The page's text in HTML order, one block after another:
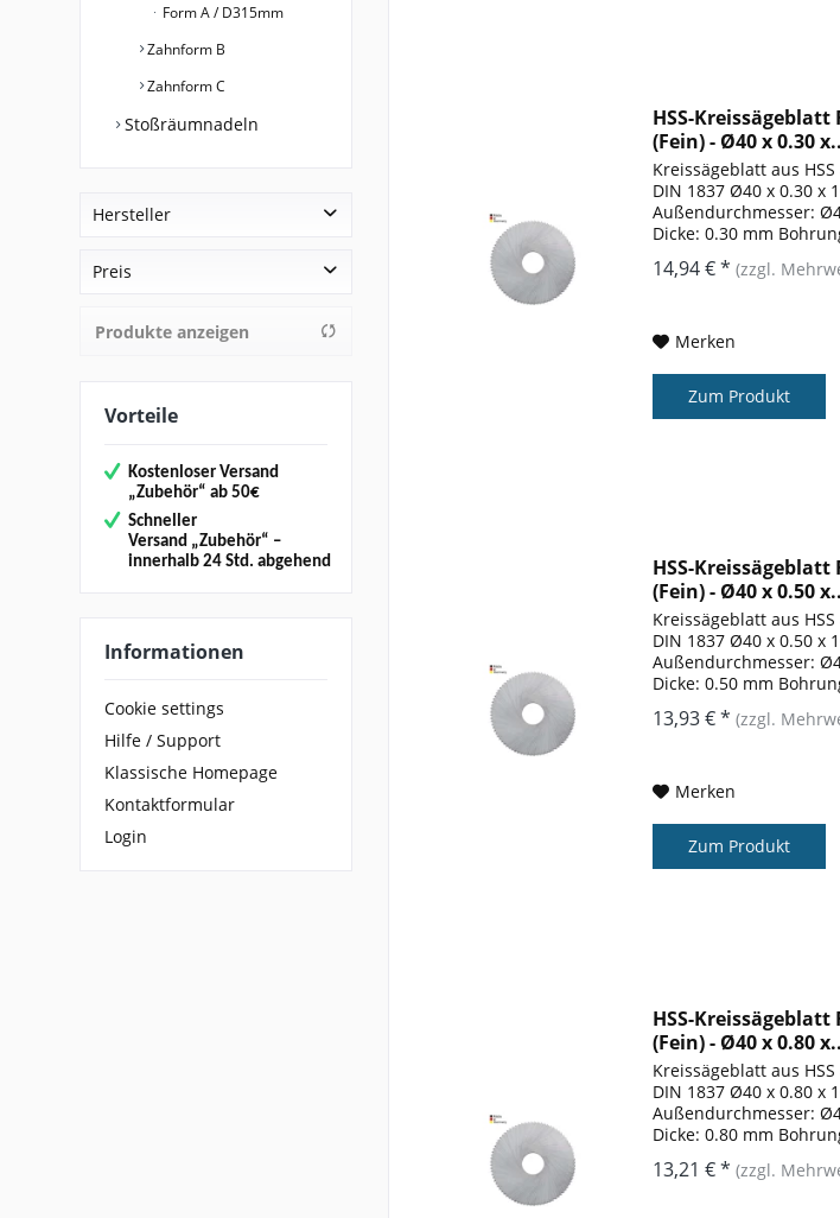
Form A / D315mm
Zahnform B
Zahnform C
Stoßräumnadeln
Hersteller
Hanse Spanntechnik GmbH & Co. KG
Preis
13,21 €bis
Produkte anzeigen
Vorteile
Kostenloser Versand
„Zubehör“ ab 50€
Schneller
Versand „Zubehör“ –
innerhalb 24 Std. abgehend
Informationen
Cookie settings
Hilfe / Support
Klassische Homepage
Kontaktformular
Login
HSS-Kreissägeblatt
(Fein) - Ø40 x 0.30
Kreissägeblatt aus
DIN 1837 Ø40 x 0.30 x
Außendurchmesser:
Dicke: 0.30 mm
14,94 € * (zzgl.
Merken
Zum Produkt
HSS-Kreissägeblatt
(Fein) - Ø40 x 0.50
Kreissägeblatt aus
DIN 1837 Ø40 x 0.50 x
Außendurchmesser:
Dicke: 0.50 mm
Zähnezahl: 80 Form: A
13,93 € * (zzgl.
Merken
Zum Produkt
HSS-Kreissägeblatt
(Fein) - Ø40 x 0.80
Kreissägeblatt aus
DIN 1837 Ø40 x 0.80 x
Außendurchmesser:
Dicke: 0.80 mm
13,21 € * (zzgl.